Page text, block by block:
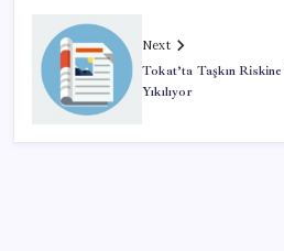
Next
Tokat’ta Taşkın
Yıkılıyor